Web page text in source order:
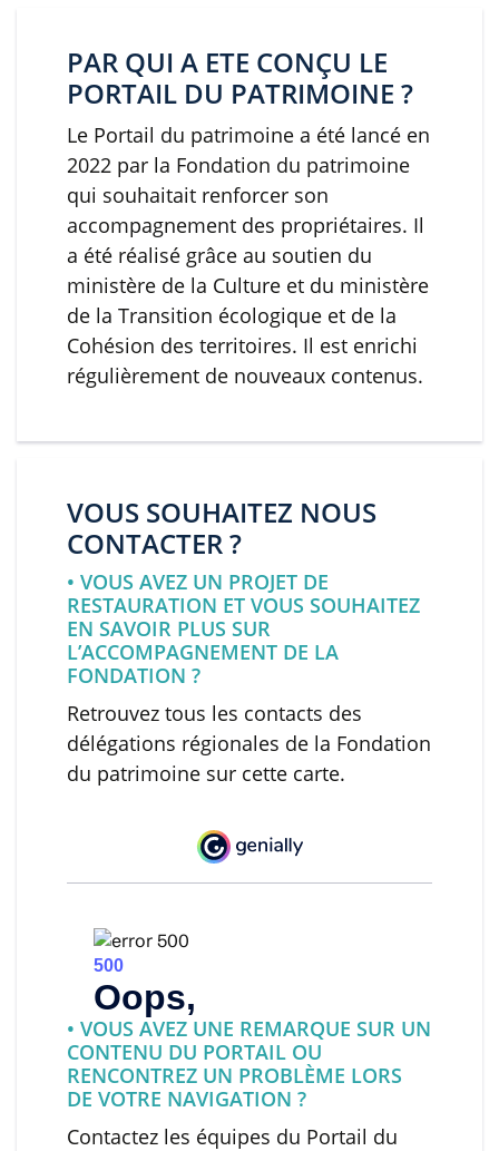
PAR QUI A ETE CONÇU LE
PORTAIL DU PATRIMOINE ?
Le Portail du patrimoine a été lancé en
2022 par la Fondation du patrimoine
qui souhaitait renforcer son
accompagnement des propriétaires. Il
a été réalisé grâce au soutien du
ministère de la Culture et du ministère
de la Transition écologique et de la
Cohésion des territoires. Il est enrichi
régulièrement de nouveaux contenus.
VOUS SOUHAITEZ NOUS
CONTACTER ?
• VOUS AVEZ UN PROJET DE
RESTAURATION ET VOUS SOUHAITEZ
EN SAVOIR PLUS SUR
L’ACCOMPAGNEMENT DE LA
FONDATION ?
Retrouvez tous les contacts des
délégations régionales de la Fondation
du patrimoine sur cette carte.
• VOUS AVEZ UNE REMARQUE SUR UN
CONTENU DU PORTAIL OU
RENCONTREZ UN PROBLÈME LORS
DE VOTRE NAVIGATION ?
Contactez les équipes du Portail du